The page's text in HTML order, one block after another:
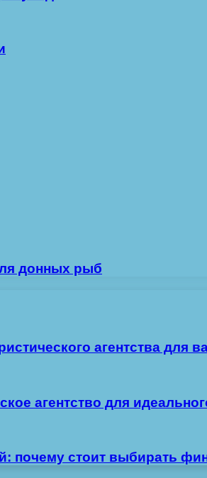
донных рыб
агентства для
агентство для
почему стоит выбирать